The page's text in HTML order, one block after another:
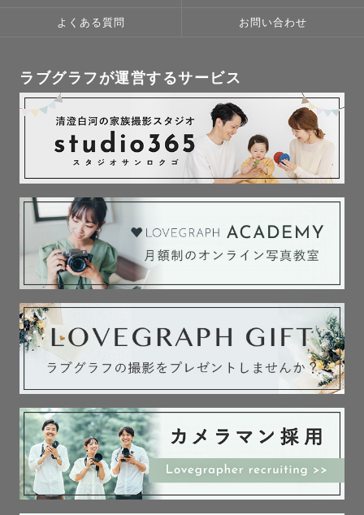
長野県内どこでも出張撮影可能です◎
現在、家族の協力を得ながら活動している
ため、お日にちによって対応可能エリアが
異なります。まずはお気軽にご相談ください✉️
【交通費無料エリア】
・諏訪地域
（諏訪市・岡谷市・茅野市・下諏訪町
富士見町・原村etc.）
・松本地域
（松本市・塩尻市・安曇野市・山形村
朝日村etc.）
・上伊那地域
（伊那市・駒ヶ根市・辰野町・箕輪町
南箕輪村・宮田村・飯島町etc.）
・東信地域
（上田市・東御市・佐久市・小諸市
軽井沢町・御代田町・立科町・長和町
青木村etc.）
※その他の地域も撮影可能です。
交通費が3,000円を超える場合は、
超過分のみご負担をお願いしております。
よくある質問 お問い合わせ
ラブグラフが運営するサービス